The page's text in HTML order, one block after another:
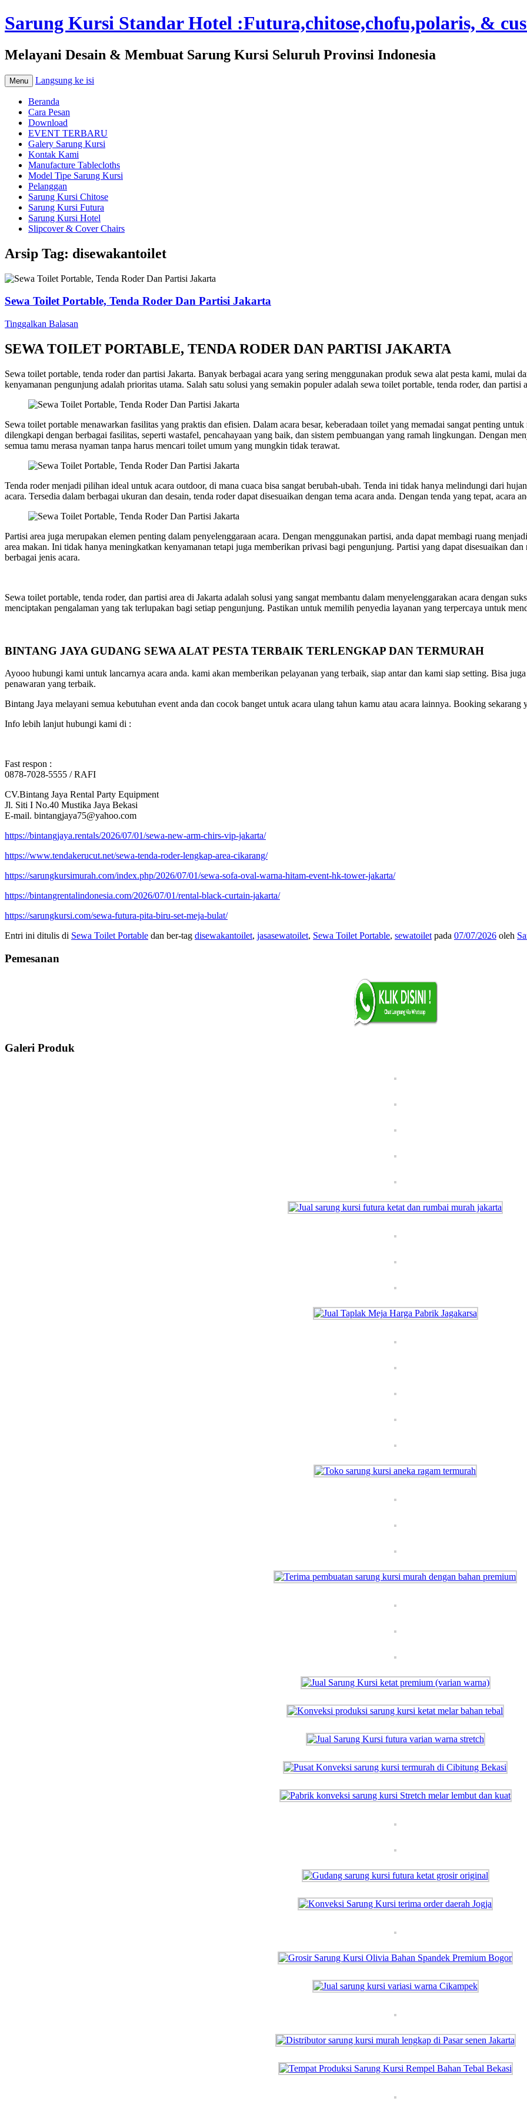
Sarung Kursi Standar Hotel :Futura,chitose,chofu,polaris, &
Melayani Desain & Membuat Sarung Kursi Seluruh Provinsi Indonesia
Menu Langsung ke isi
Beranda
Cara Pesan
Download
EVENT TERBARU
Galery Sarung Kursi
Kontak Kami
Manufacture Tablecloths
Model Tipe Sarung Kursi
Pelanggan
Sarung Kursi Chitose
Sarung Kursi Futura
Sarung Kursi Hotel
Slipcover & Cover Chairs
Arsip Tag: disewakantoilet
Sewa Toilet Portable, Tenda Roder Dan Partisi Jakarta
Tinggalkan Balasan
SEWA TOILET PORTABLE, TENDA RODER DAN PARTISI JAKARTA
Sewa toilet portable, tenda roder dan partisi Jakarta. Banyak berbagai acara yang sering menggunakan produk sewa alat pesta kami, mulai
kenyamanan pengunjung adalah prioritas utama. Salah satu solusi yang semakin populer adalah sewa toilet portable, tenda roder, dan partisi
Sewa toilet portable menawarkan fasilitas yang praktis dan efisien. Dalam acara besar, keberadaan toilet yang memadai sangat penting
dilengkapi dengan berbagai fasilitas, seperti wastafel, pencahayaan yang baik, dan sistem pembuangan yang ramah lingkungan. Dengan
semua tamu merasa nyaman tanpa harus mencari toilet umum yang mungkin tidak terawat.
Tenda roder menjadi pilihan ideal untuk acara outdoor, di mana cuaca bisa sangat berubah-ubah. Tenda ini tidak hanya melindungi dari
acara. Tersedia dalam berbagai ukuran dan desain, tenda roder dapat disesuaikan dengan tema acara anda. Dengan tenda yang tepat, acara
Partisi area juga merupakan elemen penting dalam penyelenggaraan acara. Dengan menggunakan partisi, anda dapat membagi ruang
area makan. Ini tidak hanya meningkatkan kenyamanan tetapi juga memberikan privasi bagi pengunjung. Partisi yang dapat disesuaikan
berbagai jenis acara.
Sewa toilet portable, tenda roder, dan partisi area di Jakarta adalah solusi yang sangat membantu dalam menyelenggarakan acara dengan
menciptakan pengalaman yang tak terlupakan bagi setiap pengunjung. Pastikan untuk memilih penyedia layanan yang terpercaya untuk
BINTANG JAYA GUDANG SEWA ALAT PESTA TERBAIK TERLENGKAP DAN TERMURAH
Ayooo hubungi kami untuk lancarnya acara anda. kami akan memberikan pelayanan yang terbaik, siap antar dan kami siap setting. Bisa
penawaran yang terbaik.
Bintang Jaya melayani semua kebutuhan event anda dan cocok banget untuk acara ulang tahun kamu atau acara lainnya. Booking sekarang
Info lebih lanjut hubungi kami di :
Fast respon :
0878-7028-5555 / RAFI
CV.Bintang Jaya Rental Party Equipment
Jl. Siti I No.40 Mustika Jaya Bekasi
E-mail. bintangjaya75@yahoo.com
https://bintangjaya.rentals/2026/07/01/sewa-new-arm-chirs-vip-jakarta/
https://www.tendakerucut.net/sewa-tenda-roder-lengkap-area-cikarang/
https://sarungkursimurah.com/index.php/2026/07/01/sewa-sofa-oval-warna-hitam-event-hk-tower-jakarta/
https://bintangrentalindonesia.com/2026/07/01/rental-black-curtain-jakarta/
https://sarungkursi.com/sewa-futura-pita-biru-set-meja-bulat/
Entri ini ditulis di Sewa Toilet Portable dan ber-tag disewakantoilet, jasasewatoilet, Sewa Toilet Portable, sewatoilet pada 07/07/2026 oleh
Pemesanan
Galeri Produk